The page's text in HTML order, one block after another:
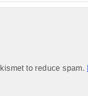
to reduce spam.